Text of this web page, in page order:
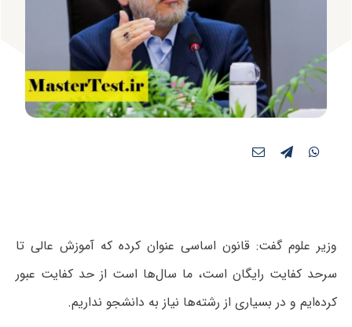
وزیر علوم گفت: قانون اساسی عنوان کرده که آموزش عالی تا
سرحد کفایت رایگان است، ما سال‌ها است از حد کفایت عبور
کرده‌ایم و در بسیاری از رشته‌ها نیاز به دانشجو نداریم.